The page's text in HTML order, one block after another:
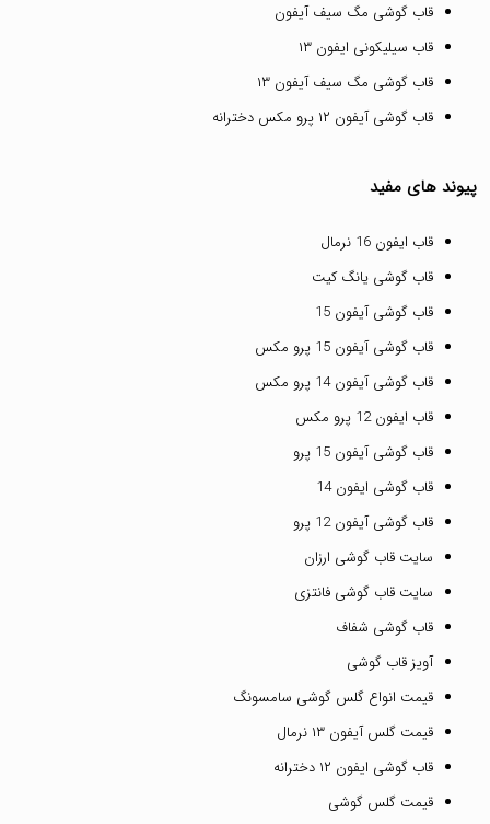
قاب گوشی مگ سیف آیفون
قاب سیلیکونی ایفون ۱۳
قاب گوشی مگ سیف آیفون ۱۳
قاب گوشی آیفون ۱۲ پرو مکس دخترانه
پیوند های مفید
قاب ایفون 16 نرمال
قاب گوشی یانگ کیت
قاب گوشی آیفون 15
قاب گوشی آیفون 15 پرو مکس
قاب گوشی آیفون 14 پرو مکس
قاب ایفون 12 پرو مکس
قاب گوشی آیفون 15 پرو
قاب گوشی ایفون 14
قاب گوشی آیفون 12 پرو
سایت قاب گوشی ارزان
سایت قاب گوشی فانتزی
قاب گوشی شفاف
آویز قاب گوشی
قیمت انواع گلس گوشی سامسونگ
قیمت گلس آیفون ۱۳ نرمال
قاب گوشی ایفون ۱۲ دخترانه
قیمت گلس گوشی